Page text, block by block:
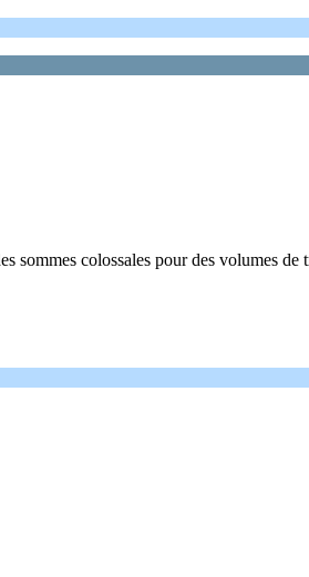
sommes colossales pour des volumes